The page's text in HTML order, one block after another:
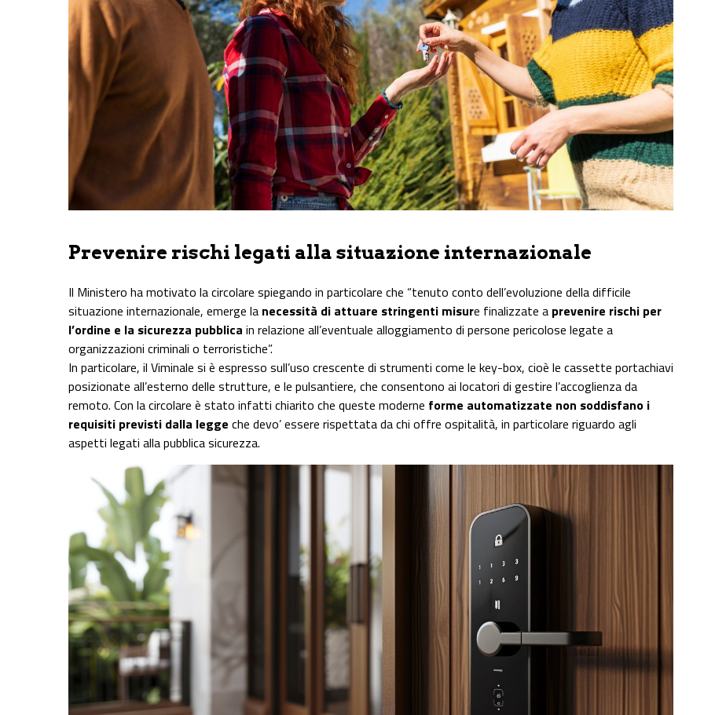
Prevenire rischi legati alla situazione internazionale
Il Ministero ha motivato la circolare spiegando in particolare che “tenuto conto dell’evoluzione della difficile
situazione internazionale, emerge la necessità di attuare stringenti misure finalizzate a prevenire rischi per
l’ordine e la sicurezza pubblica in relazione all’eventuale alloggiamento di persone pericolose legate a
organizzazioni criminali o terroristiche”.
In particolare, il Viminale si è espresso sull’uso crescente di strumenti come le key-box, cioè le cassette portachiavi
posizionate all’esterno delle strutture, e le pulsantiere, che consentono ai locatori di gestire l’accoglienza da
remoto. Con la circolare è stato infatti chiarito che queste moderne forme automatizzate non soddisfano i
requisiti previsti dalla legge che devo’ essere rispettata da chi offre ospitalità, in particolare riguardo agli
aspetti legati alla pubblica sicurezza.